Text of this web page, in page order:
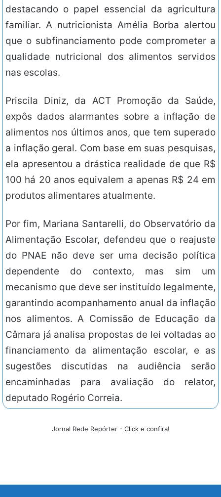
destacando o papel essencial da agricultura
familiar. A nutricionista Amélia Borba alertou
que o subfinanciamento pode comprometer a
qualidade nutricional dos alimentos servidos
nas escolas.
Priscila Diniz, da ACT Promoção da Saúde,
expôs dados alarmantes sobre a inflação de
alimentos nos últimos anos, que tem superado
a inflação geral. Com base em suas pesquisas,
ela apresentou a drástica realidade de que R$
100 há 20 anos equivalem a apenas R$ 24 em
produtos alimentares atualmente.
Por fim, Mariana Santarelli, do Observatório da
Alimentação Escolar, defendeu que o reajuste
do PNAE não deve ser uma decisão política
dependente do contexto, mas sim um
mecanismo que deve ser instituído legalmente,
garantindo acompanhamento anual da inflação
nos alimentos. A Comissão de Educação da
Câmara já analisa propostas de lei voltadas ao
financiamento da alimentação escolar, e as
sugestões discutidas na audiência serão
encaminhadas para avaliação do relator,
deputado Rogério Correia.
Jornal Rede Repórter - Click e confira!